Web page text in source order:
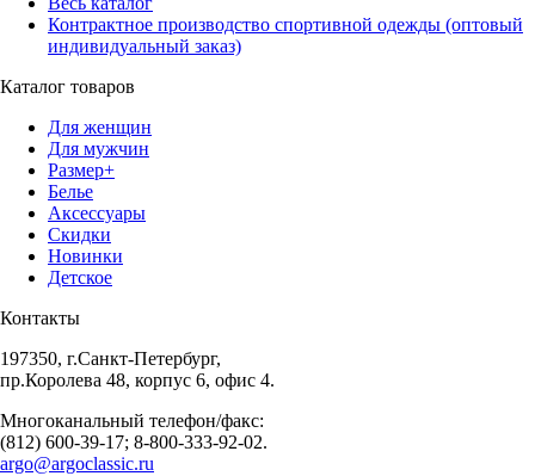
Контрактное производство спортивной одежды (оптовый
индивидуальный заказ)
Каталог товаров
Для женщин
Для мужчин
Размер+
Белье
Аксессуары
Скидки
Новинки
Детское
Контакты
197350, г.Санкт-Петербург,
пр.Королева 48, корпус 6, офис 4.
Многоканальный телефон/факс:
(812) 600-39-17; 8-800-333-92-02.
argo@argoclassic.ru